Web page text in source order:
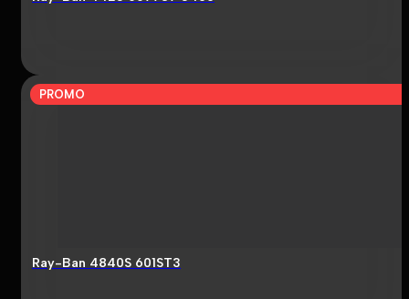
PROMO
Ray-Ban 4840S 601ST3